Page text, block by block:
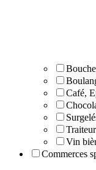
Café,
Vin
Commerces